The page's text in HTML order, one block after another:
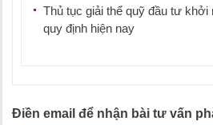
Thủ tục giải thể quỹ đầu tư khởi
quy định hiện nay
Điền email để nhận bài tư vấn